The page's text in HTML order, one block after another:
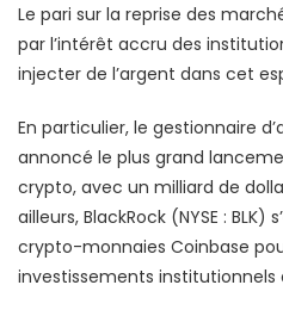
Le pari sur la reprise des
par l’intérêt accru des
injecter de l’argent dans cet
En particulier, le gestionnaire
annoncé le plus grand
crypto, avec un milliard de
ailleurs, BlackRock (NYSE :
crypto-monnaies Coinbase
investissements